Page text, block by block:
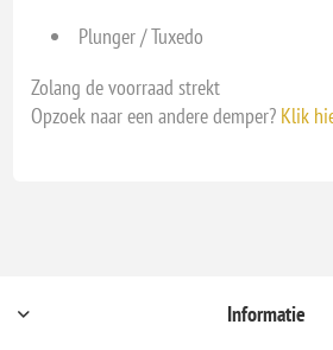
Plunger / Tuxedo
Zolang de voorraad strekt
Opzoek naar een andere demper? Klik
Informatie